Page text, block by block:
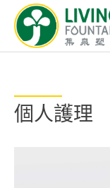
個人護理